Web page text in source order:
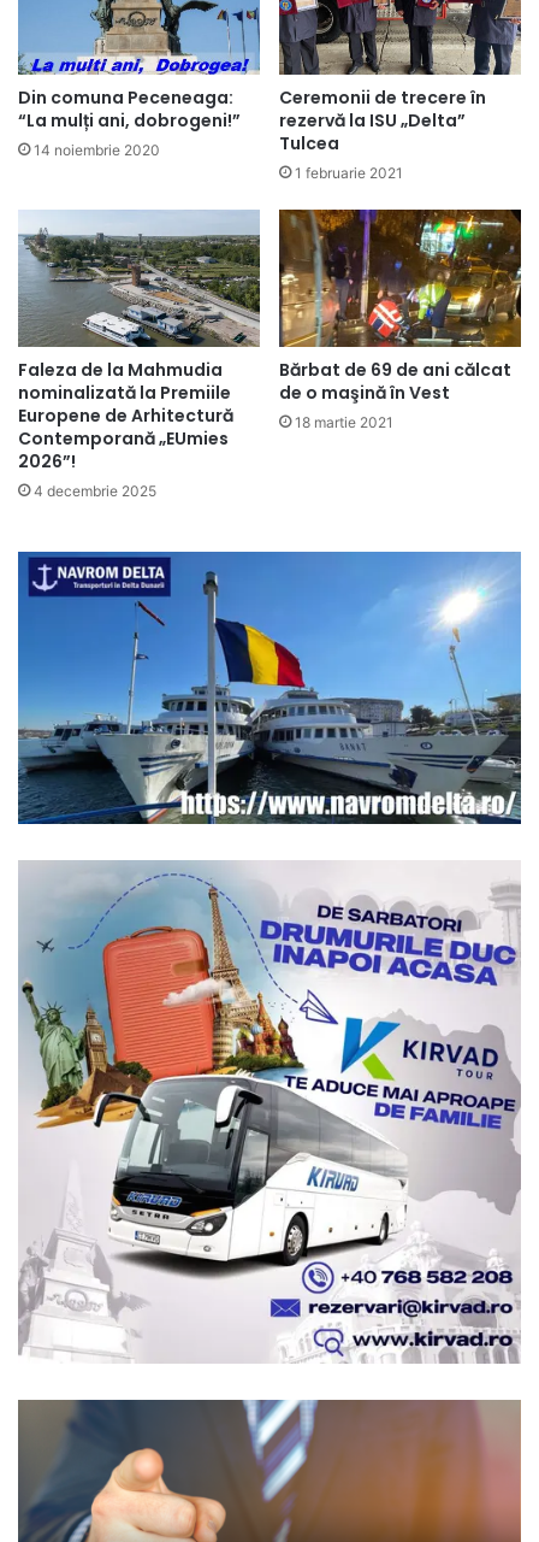
Din comuna Peceneaga:
“La mulți ani, dobrogeni!”
14 noiembrie 2020
Ceremonii de trecere în
rezervă la ISU „Delta”
Tulcea
1 februarie 2021
Faleza de la Mahmudia
nominalizată la Premiile
Europene de Arhitectură
Contemporană „EUmies
2026”!
4 decembrie 2025
Bărbat de 69 de ani călcat
de o maşină în Vest
18 martie 2021